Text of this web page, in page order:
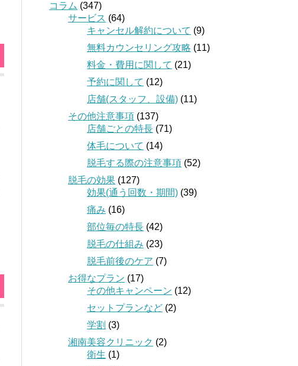
コラム (347)
サービス (64)
キャンセル解約について (9)
無料カウンセリング攻略 (11)
料金・費用に関して (21)
予約に関して (12)
店舗(スタッフ、設備) (11)
その他注意事項 (137)
店舗ごとの特長 (71)
体毛について (14)
脱毛する際の注意事項 (52)
脱毛の効果 (127)
効果(通う回数・期間) (39)
痛み (16)
部位毎の特長 (42)
脱毛の仕組み (23)
脱毛前後のケア (7)
お得なプラン (17)
その他キャンペーン (12)
セットプランなど (2)
学割 (3)
湘南美容クリニック (2)
衛生 (1)